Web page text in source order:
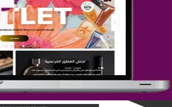
تصميم متجر جمال
التفاصيل